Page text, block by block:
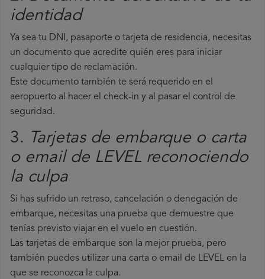
identidad
Ya sea tu DNI, pasaporte o tarjeta de residencia, necesitas
un documento que acredite quién eres para iniciar
cualquier tipo de reclamación.
Este documento también te será requerido en el
aeropuerto al hacer el check-in y al pasar el control de
seguridad.
3.
Tarjetas de embarque o carta
o email de LEVEL reconociendo
la culpa
Si has sufrido un retraso, cancelación o denegación de
embarque, necesitas una prueba que demuestre que
tenías previsto viajar en el vuelo en cuestión.
Las tarjetas de embarque son la mejor prueba, pero
también puedes utilizar una carta o email de LEVEL en la
que se reconozca la culpa.